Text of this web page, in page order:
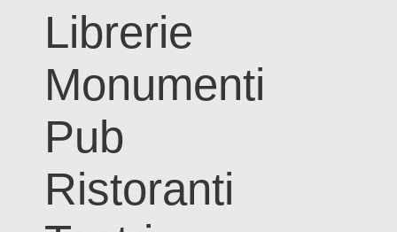
Librerie
Monumenti
Pub
Ristoranti